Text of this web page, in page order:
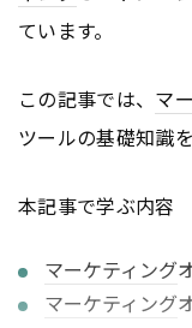
ています。
この記事では、 マ
ツールの基礎知識
本記事で学ぶ内容
マーケティング
マーケティング